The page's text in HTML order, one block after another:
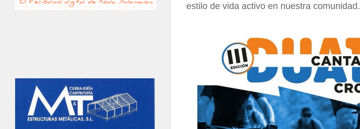
estilo de vida activo en nuestra comunidad.